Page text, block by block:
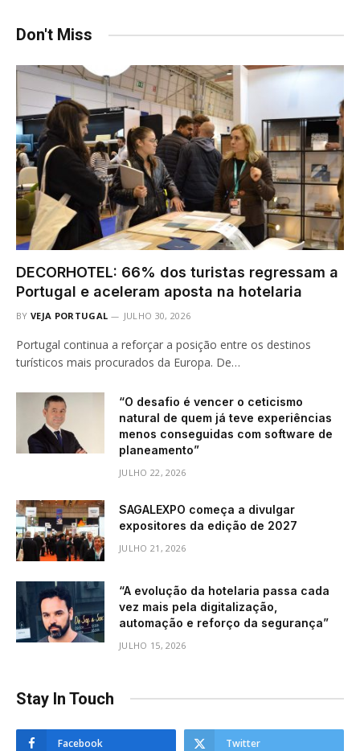
Don't Miss
DECORHOTEL: 66% dos turistas regressam a
Portugal e aceleram aposta na hotelaria
BY VEJA PORTUGAL JULHO 30, 2026
Portugal continua a reforçar a posição entre os destinos
turísticos mais procurados da Europa. De…
“O desafio é vencer o ceticismo
natural de quem já teve experiências
menos conseguidas com software de
planeamento”
JULHO 22, 2026
SAGALEXPO começa a divulgar
expositores da edição de 2027
JULHO 21, 2026
“A evolução da hotelaria passa cada
vez mais pela digitalização,
automação e reforço da segurança”
JULHO 15, 2026
Stay In Touch
Facebook Twitter